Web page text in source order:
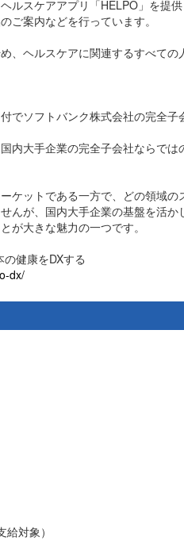
スケアアプリ「HELPO」を提
ご案内などを行っています。
、ヘルスケアに関連するすべて
ソフトバンク株式会社の完全子
内大手企業の完全子会社ならで
ットである一方で、どの領域の
んが、国内大手企業の基盤を活
が大きな魅力の一つです。
健康をDXする
dx/
対象）